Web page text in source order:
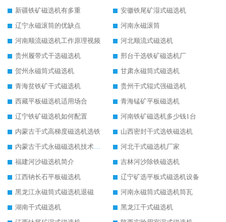
新疆铁矿磁选机有多重
安徽铁尾矿湿式磁选机
辽宁永磁滚筒的优缺点
河南永磁滚筒
河南顺流磁选机工作原理视频
河北顺流式磁选机
贵州履带式干选磁选机
邢台干选铁矿磁选机厂
贺州永磁筒式磁选机
甘肃永磁筒式磁选机
青海贫铁矿干式磁选机
贵州干式辊式强磁选机
西藏平板磁选机适用场合
青海锰矿平板磁选机
辽宁铁矿磁选机如何配置
河南铁矿磁选机多少钱1台
内蒙古干式高梯度磁选机选铁
山西密封干式选铁磁选机
内蒙古干式永磁磁选机技术要求
河北干式磁选机厂家
福建河沙磁选机简介
吉林河沙除铁磁选机
江西钠长石平板磁选机
辽宁矿选平板式磁选机设备
黑龙江永磁筒式磁选机退磁
河南永磁筒式磁选机筒瓦
湖南干式磁选机
黑龙江干式磁选机